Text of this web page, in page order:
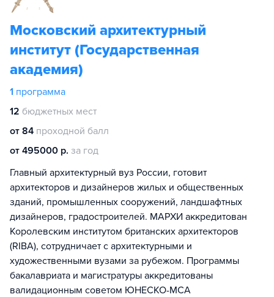
Московский архитектурный
институт (Государственная
академия)
1 программа
12 бюджетных мест
от 84 проходной балл
от 495000 р. за год
Главный архитектурный вуз России, готовит
архитекторов и дизайнеров жилых и общественных
зданий, промышленных сооружений, ландшафтных
дизайнеров, градостроителей. МАРХИ аккредитован
Королевским институтом британских архитекторов
(RIBA), сотрудничает с архитектурными и
художественными вузами за рубежом. Программы
бакалавриата и магистратуры аккредитованы
валидационным советом ЮНЕСКО-МСА